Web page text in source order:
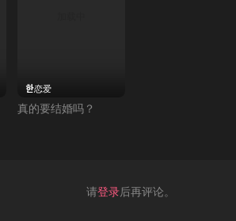
恋爱
真的要结婚吗？
请登录后再评论。